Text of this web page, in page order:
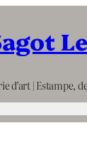
d’art | Estampe,